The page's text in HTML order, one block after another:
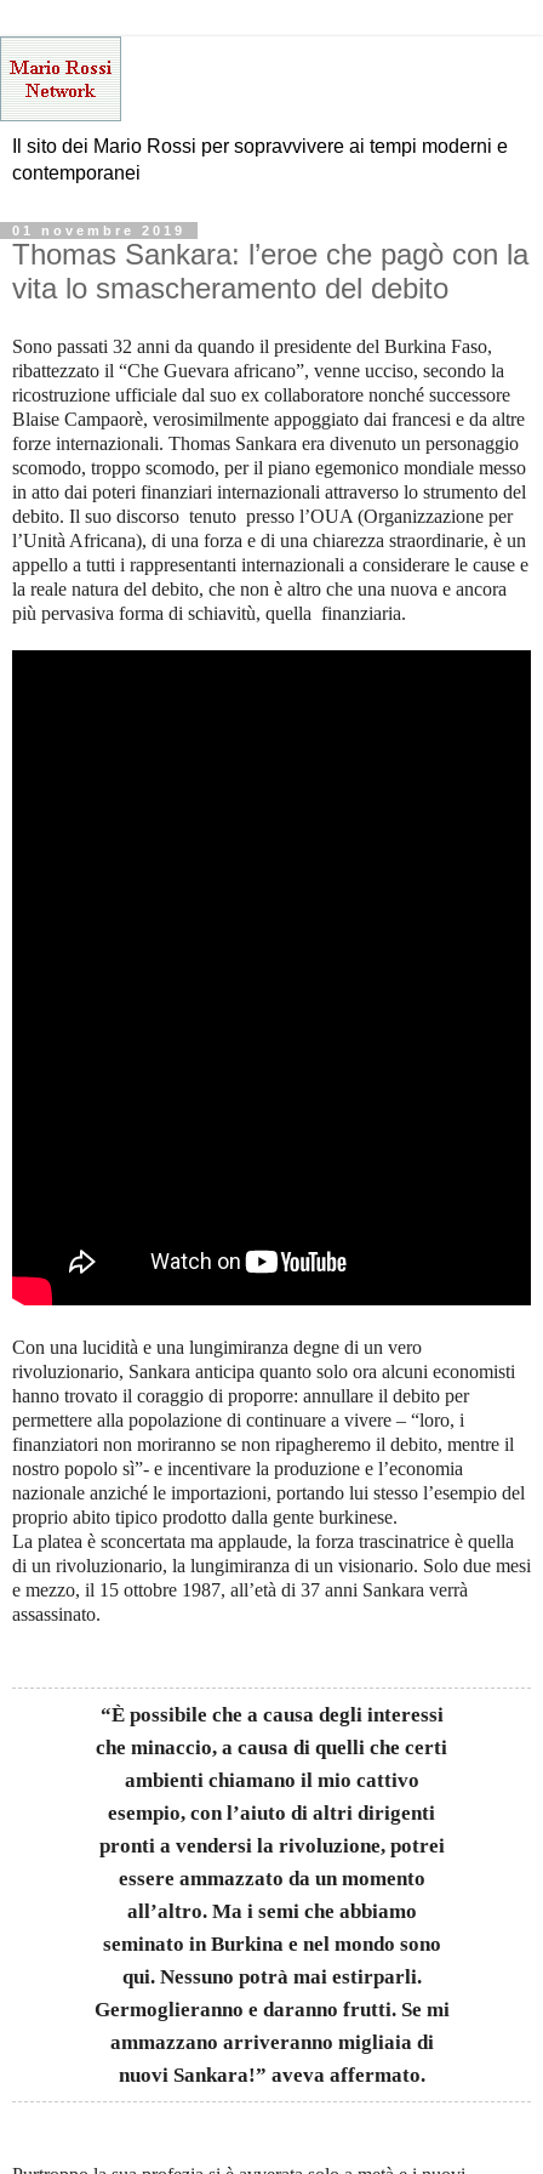
Il sito dei Mario Rossi per sopravvivere ai tempi moderni e
contemporanei
01 novembre 2019
Thomas Sankara: l’eroe che pagò con la
vita lo smascheramento del debito
Sono passati 32 anni da quando il presidente del Burkina Faso,
ribattezzato il “Che Guevara africano”, venne ucciso, secondo la
ricostruzione ufficiale dal suo ex collaboratore nonché successore
Blaise Campaorè, verosimilmente appoggiato dai francesi e da altre
forze internazionali. Thomas Sankara era divenuto un personaggio
scomodo, troppo scomodo, per il piano egemonico mondiale messo
in atto dai poteri finanziari internazionali attraverso lo strumento del
debito. Il suo discorso tenuto presso l’OUA (Organizzazione per
l’Unità Africana), di una forza e di una chiarezza straordinarie, è un
appello a tutti i rappresentanti internazionali a considerare le cause e
la reale natura del debito, che non è altro che una nuova e ancora
più pervasiva forma di schiavitù, quella finanziaria.
Con una lucidità e una lungimiranza degne di un vero
rivoluzionario, Sankara anticipa quanto solo ora alcuni economisti
hanno trovato il coraggio di proporre: annullare il debito per
permettere alla popolazione di continuare a vivere – “loro, i
finanziatori non moriranno se non ripagheremo il debito, mentre il
nostro popolo sì”- e incentivare la produzione e l’economia
nazionale anziché le importazioni, portando lui stesso l’esempio del
proprio abito tipico prodotto dalla gente burkinese.
La platea è sconcertata ma applaude, la forza trascinatrice è quella
di un rivoluzionario, la lungimiranza di un visionario. Solo due mesi
e mezzo, il 15 ottobre 1987, all’età di 37 anni Sankara verrà
assassinato.
“È possibile che a causa degli interessi
che minaccio, a causa di quelli che certi
ambienti chiamano il mio cattivo
esempio, con l’aiuto di altri dirigenti
pronti a vendersi la rivoluzione, potrei
essere ammazzato da un momento
all’altro. Ma i semi che abbiamo
seminato in Burkina e nel mondo sono
qui. Nessuno potrà mai estirparli.
Germoglieranno e daranno frutti. Se mi
ammazzano arriveranno migliaia di
nuovi Sankara!” aveva affermato.